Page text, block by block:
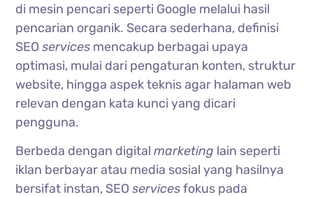
di mesin pencari seperti Google melalui hasil
pencarian organik. Secara sederhana, definisi
SEOservices mencakup berbagai upaya
optimasi, mulai dari pengaturan konten, struktur
website, hingga aspek teknis agar halaman web
relevan dengan kata kunci yang dicari
pengguna.
Berbeda dengan digitalmarketing lain seperti
iklan berbayar atau media sosial yang hasilnya
bersifat instan, SEOservicesfokus pada